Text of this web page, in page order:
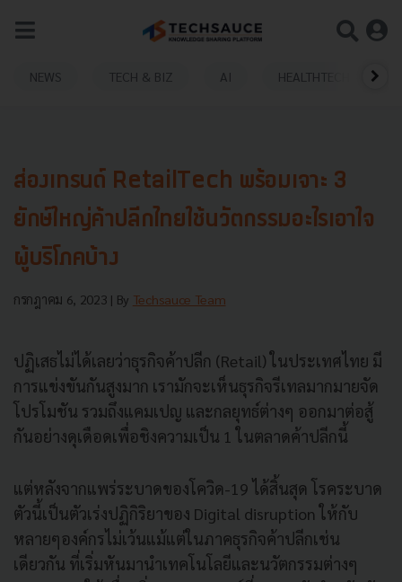
NEWS TECH & BIZ AI HEALTHTECH
ส่องเทรนด์ RetailTech พร้อมเจาะ 3
ยักษ์ใหญ่ค้าปลีกไทยใช้นวัตกรรมอะไรเอาใจ
ผู้บริโภคบ้าง
กรกฎาคม 6, 2023 | By Techsauce Team
ปฏิเสธไม่ได้เลยว่าธุรกิจค้าปลีก (Retail) ในประเทศไทย มี
การแข่งขันกันสูงมาก เรามักจะเห็นธุรกิจรีเทลมากมายจัด
โปรโมชัน รวมถึงแคมเปญ และกลยุทธ์ต่างๆ ออกมาต่อสู้
กันอย่างดุเดือดเพื่อชิงความเป็น 1 ในตลาดค้าปลีกนี้
แต่หลังจากแพร่ระบาดของโควิด-19 ได้สิ้นสุด โรคระบาด
ตัวนี้เป็นตัวเร่งปฏิกิริยาของ Digital disruption ให้กับ
หลายๆองค์กรไม่เว้นแม้แต่ในภาคธุรกิจค้าปลีกเช่น
เดียวกัน ที่เริ่มหันมานำเทคโนโลยีและนวัตกรรมต่างๆ